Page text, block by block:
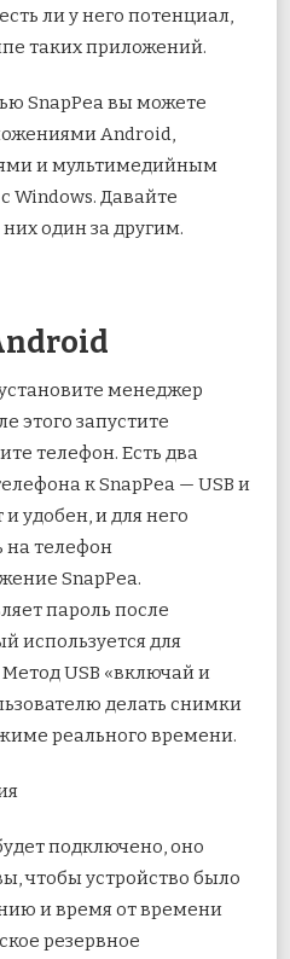
ли у него потенциал,
таких приложений.
SnapPea вы можете
Android,
и мультимедийным
Windows. Давайте
один за другим.
менеджер
этого запустите
телефон. Есть два
к SnapPea — USB и
удобен, и для него
на телефон
SnapPea.
пароль после
используется для
USB «включай и
делать снимки
реального времени.
подключено, оно
чтобы устройство было
и время от времени
резервное